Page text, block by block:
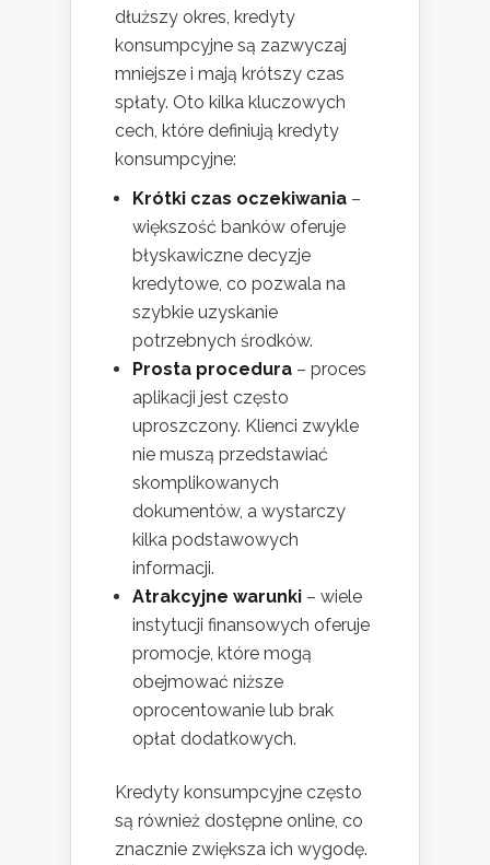
dłuższy okres, kredyty
konsumpcyjne są zazwyczaj
mniejsze i mają krótszy czas
spłaty. Oto kilka kluczowych
cech, które definiują kredyty
konsumpcyjne:
Krótki czas oczekiwania –
większość banków oferuje
błyskawiczne decyzje
kredytowe, co pozwala na
szybkie uzyskanie
potrzebnych środków.
Prosta procedura – proces
aplikacji jest często
uproszczony. Klienci zwykle
nie muszą przedstawiać
skomplikowanych
dokumentów, a wystarczy
kilka podstawowych
informacji.
Atrakcyjne warunki – wiele
instytucji finansowych oferuje
promocje, które mogą
obejmować niższe
oprocentowanie lub brak
opłat dodatkowych.
Kredyty konsumpcyjne często
są również dostępne online, co
znacznie zwiększa ich wygodę.